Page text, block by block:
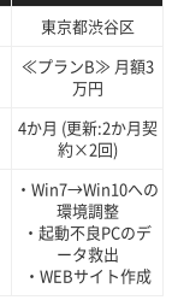
東京都渋谷区
≪プランB≫ 月額3
万円
4か月 (更新:2か月契
約×2回)
・Win7→Win10への
環境調整
・起動不良PCのデ
ータ救出
・WEBサイト作成